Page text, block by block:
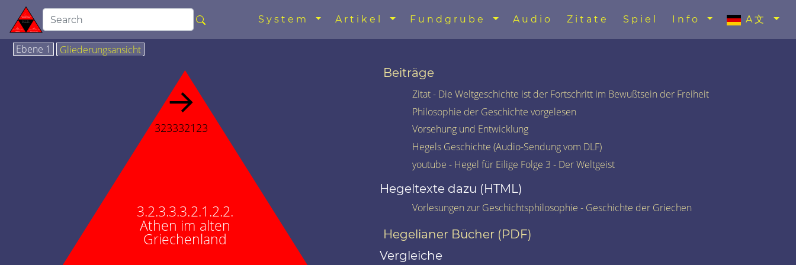
System Artikel Fundgrube Audio Zitate Spiel Info A文
Ebene 1 Gliederungsansicht
3.2.3.3.3.2.1.2.2.
Athen im alten
Griechenland
→
323332123
Beiträge
Zitat - Die Weltgeschichte ist der Fortschritt im Bewußtsein der Freiheit
Philosophie der Geschichte vorgelesen
Vorsehung und Entwicklung
Hegels Geschichte (Audio-Sendung vom DLF)
youtube - Hegel für Eilige Folge 3 - Der Weltgeist
Hegeltexte dazu (HTML)
Vorlesungen zur Geschichtsphilosophie - Geschichte der Griechen
Hegelianer Bücher (PDF)
Vergleiche